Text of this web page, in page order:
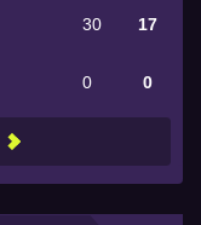
30 17
0 0